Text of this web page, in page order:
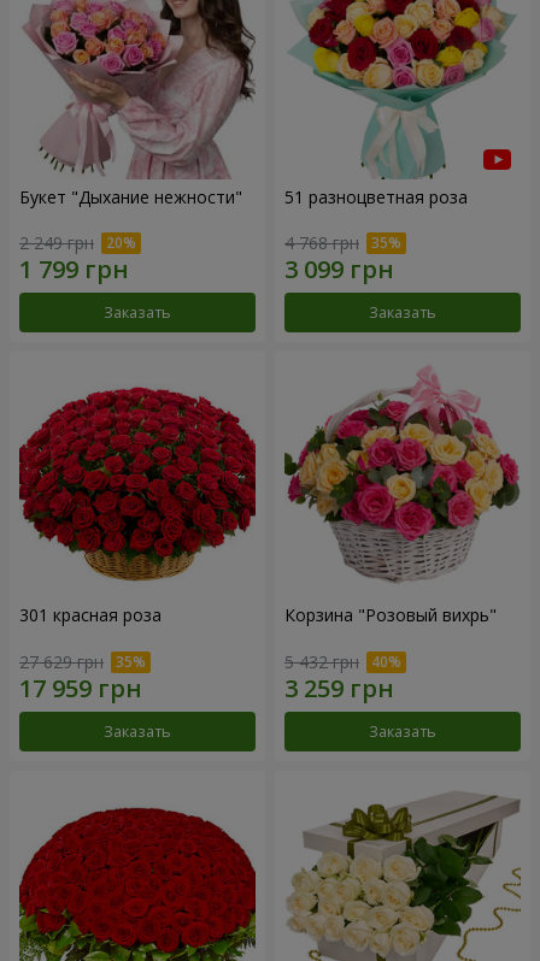
Букет "Дыхание нежности"
2 249 грн
Заказать
51 разноцветная роза
4 768 грн
Заказать
301 красная роза
27 629 грн
Заказать
Корзина "Розовый вихрь"
5 432 грн
Заказать